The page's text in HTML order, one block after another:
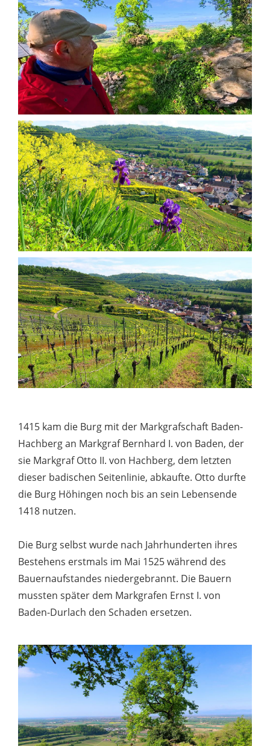
1415 kam die Burg mit der Markgrafschaft Baden-
Hachberg an Markgraf Bernhard I. von Baden, der
sie Markgraf Otto II. von Hachberg, dem letzten
dieser badischen Seitenlinie, abkaufte. Otto durfte
die Burg Höhingen noch bis an sein Lebensende
1418 nutzen.
Die Burg selbst wurde nach Jahrhunderten ihres
Bestehens erstmals im Mai 1525 während des
Bauernaufstandes niedergebrannt. Die Bauern
mussten später dem Markgrafen Ernst I. von
Baden-Durlach den Schaden ersetzen.